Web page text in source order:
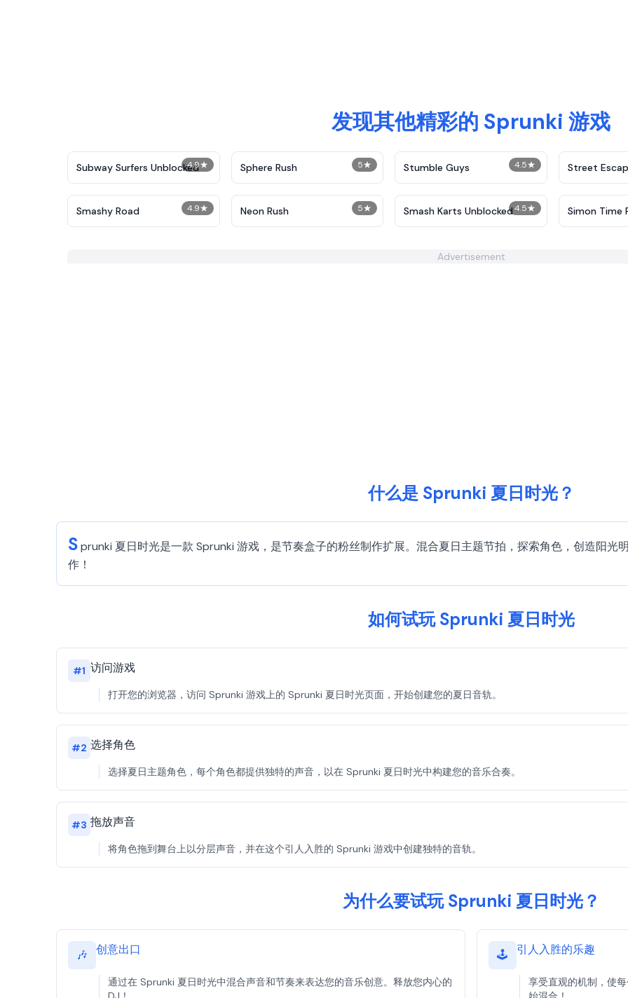
发现其他精彩的 Sprunki 游戏
4.9★
Subway Surfers Unblocked 5★
Sphere Rush 4.5★
Stumble Guys Street
4.9★
Smashy Road 5★
Neon Rush 4.5★
Smash Karts Unblocked Simon Time
Advertisement
什么是 Sprunki 夏日时光？
Sprunki 夏日时光是一款 Sprunki 游戏，是节奏盒子的粉丝制作扩展。混合夏日主题节拍，探索角色，创造阳光
作！
如何试玩 Sprunki 夏日时光
#1 访问游戏
打开您的浏览器，访问 Sprunki 游戏上的 Sprunki 夏日时光页面，开始创建您的夏日音轨。
#2 选择角色
选择夏日主题角色，每个角色都提供独特的声音，以在 Sprunki 夏日时光中构建您的音乐合奏。
#3 拖放声音
将角色拖到舞台上以分层声音，并在这个引人入胜的 Sprunki 游戏中创建独特的音轨。
为什么要试玩 Sprunki 夏日时光？
🎶 创意出口
通过在 Sprunki 夏日时光中混合声音和节奏来表达您的音乐创意。释放您内心的
🕹️ 引人入胜的乐趣
享受直观的机制，使